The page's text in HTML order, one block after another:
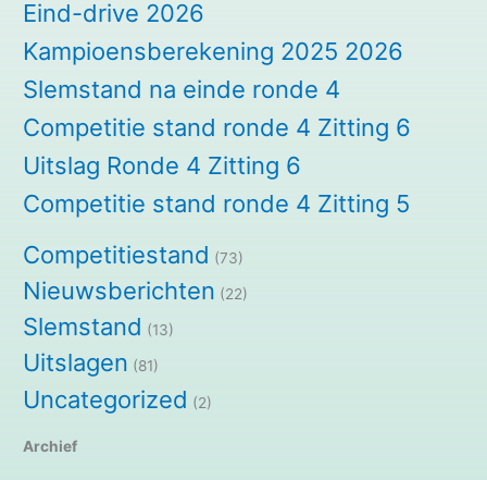
Eind-drive 2026
Kampioensberekening 2025 2026
Slemstand na einde ronde 4
Competitie stand ronde 4 Zitting 6
Uitslag Ronde 4 Zitting 6
Competitie stand ronde 4 Zitting 5
Competitiestand (73)
Nieuwsberichten (22)
Slemstand (13)
Uitslagen (81)
Uncategorized (2)
Archief